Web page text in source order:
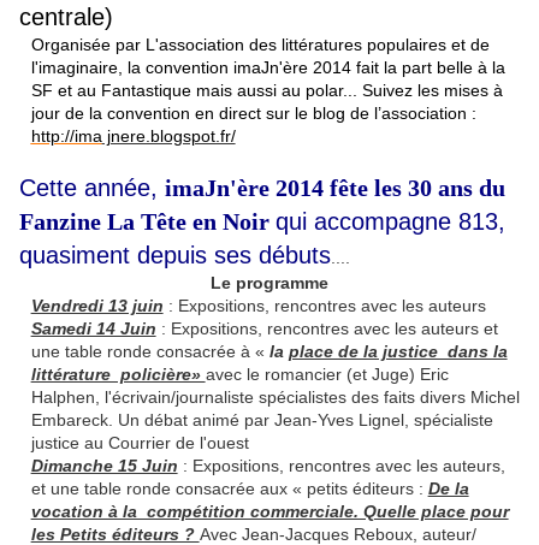
centrale)
Organisée par L'association des littératures populaires et de
l'imaginaire, la conven­tion imaJn'ère 2014 fait la part belle à la
SF et au Fantastique mais aussi au polar... Suivez les mises à
jour de la convention en direct sur le blog de l’association :
http://ima jnere.blogspot.fr/
Cette année, imaJn'ère 2014 fête les 30 ans du
Fanzine La Tête en Noir qui accompagne 813,
quasiment depuis ses débuts
Le programme
Vendredi 13 juin : Expositions, rencon­tres avec les auteurs
Samedi 14 Juin : Expositions, rencon­tres avec les auteurs et
une table ronde consacrée à « la place de la justice dans la
littérature policière» avec le romancier (et Juge) Eric
Halphen, l'écrivain/journaliste spécialistes des faits divers Michel
Embareck. Un débat animé par Jean-Yves Lignel, spécialiste
justice au Courrier de l'ouest
Dimanche 15 Juin : Expositions, rencontres avec les auteurs,
et une table ronde consacrée aux « petits éditeurs : De la
vocation à la compétition commerciale. Quelle place pour
les Petits éditeurs ? Avec Jean-Jacques Reboux, auteur/